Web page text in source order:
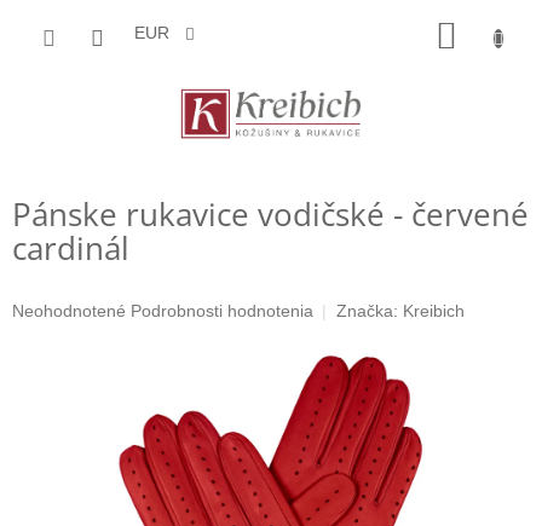
EUR
Pánske rukavice vodičské - červené
cardinál
Priemerné
Neohodnotené Podrobnosti hodnotenia Značka: Kreibich